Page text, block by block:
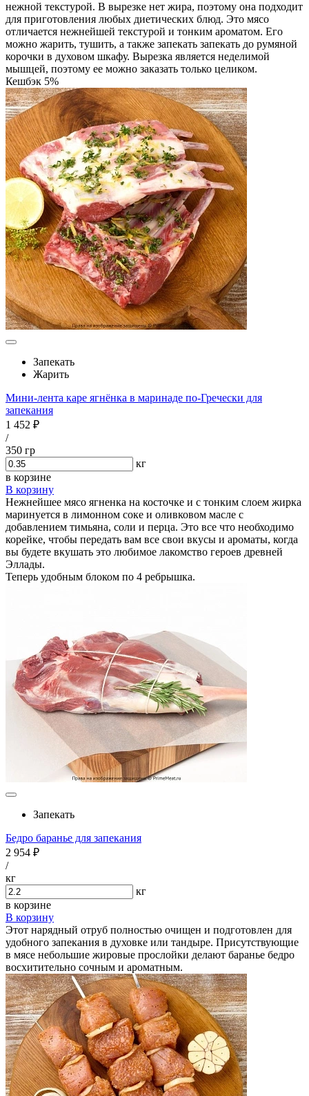
нежной текстурой. В вырезке нет жира, поэтому она подходит
для приготовления любых диетических блюд. Это мясо
отличается нежнейшей текстурой и тонким ароматом. Его
можно жарить, тушить, а также запекать запекать до румяной
корочки в духовом шкафу. Вырезка является неделимой
мышцей, поэтому ее можно заказать только целиком.
Кешбэк 5%
Запекать
Жарить
Мини-лента каре ягнёнка в маринаде по-Гречески для
запекания
1 452 ₽
/
350 гр
кг
в корзине
В корзину
Нежнейшее мясо ягненка на косточке и с тонким слоем жирка
маринуется в лимонном соке и оливковом масле с
добавлением тимьяна, соли и перца. Это все что необходимо
корейке, чтобы передать вам все свои вкусы и ароматы, когда
вы будете вкушать это любимое лакомство героев древней
Эллады.
Теперь удобным блоком по 4 ребрышка.
Запекать
Бедро баранье для запекания
2 954 ₽
/
кг
кг
в корзине
В корзину
Этот нарядный отруб полностью очищен и подготовлен для
удобного запекания в духовке или тандыре. Присутствующие
в мясе небольшие жировые прослойки делают баранье бедро
восхитительно сочным и ароматным.